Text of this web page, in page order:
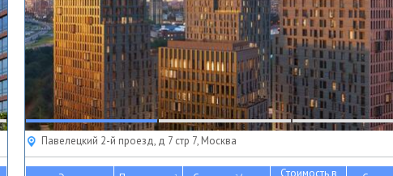
Павелецкий 2-й проезд, д 7 стр 7, Москва
Стоимость в